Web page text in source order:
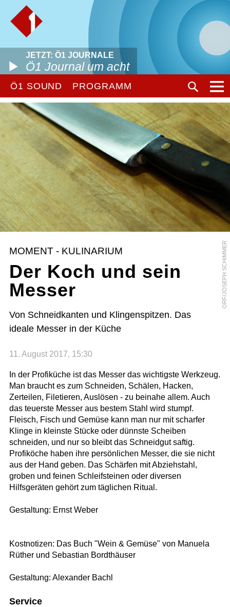
JETZT: Ö1 JOURNALE
Ö1 Journal um acht
Ö1 SOUND PROGRAMM
ORF/JOSEPH SCHIMMER
MOMENT - KULINARIUM
Der Koch und sein
Messer
Von Schneidkanten und Klingenspitzen. Das
ideale Messer in der Küche
11. August 2017, 15:30
In der Profiküche ist das Messer das wichtigste Werkzeug.
Man braucht es zum Schneiden, Schälen, Hacken,
Zerteilen, Filetieren, Auslösen - zu beinahe allem. Auch
das teuerste Messer aus bestem Stahl wird stumpf.
Fleisch, Fisch und Gemüse kann man nur mit scharfer
Klinge in kleinste Stücke oder dünnste Scheiben
schneiden, und nur so bleibt das Schneidgut saftig.
Profiköche haben ihre persönlichen Messer, die sie nicht
aus der Hand geben. Das Schärfen mit Abziehstahl,
groben und feinen Schleifsteinen oder diversen
Hilfsgeräten gehört zum täglichen Ritual.
Gestaltung: Ernst Weber
Kostnotizen: Das Buch "Wein & Gemüse" von Manuela
Rüther und Sebastian Bordthäuser
Gestaltung: Alexander Bachl
Service